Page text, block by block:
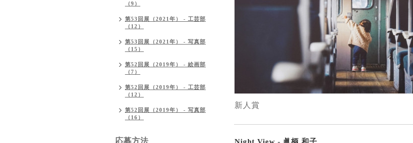
新人賞
（9）
第53回展（2021年） - 工芸部
（12）
第53回展（2021年） - 写真部
（15）
第52回展（2019年） - 絵画部
（7）
第52回展（2019年） - 工芸部
（12）
第52回展（2019年） - 写真部
（16）
応募方法